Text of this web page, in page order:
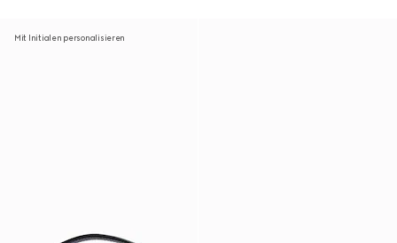
Mit Initialen personalisieren